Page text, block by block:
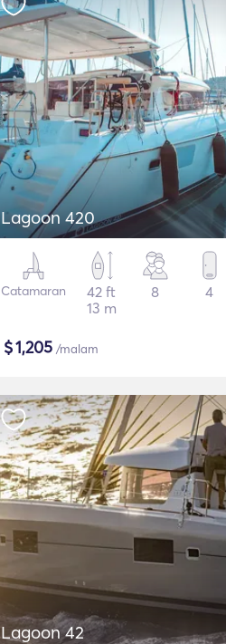
Lagoon 420
Catamaran
42 ft
13 m
8 4
$1,205 /malam
Lagoon 42